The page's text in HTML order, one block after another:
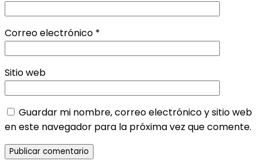
Correo electrónico *
Sitio web
Guardar mi nombre, correo electrónico y sitio web
en este navegador para la próxima vez que comente.